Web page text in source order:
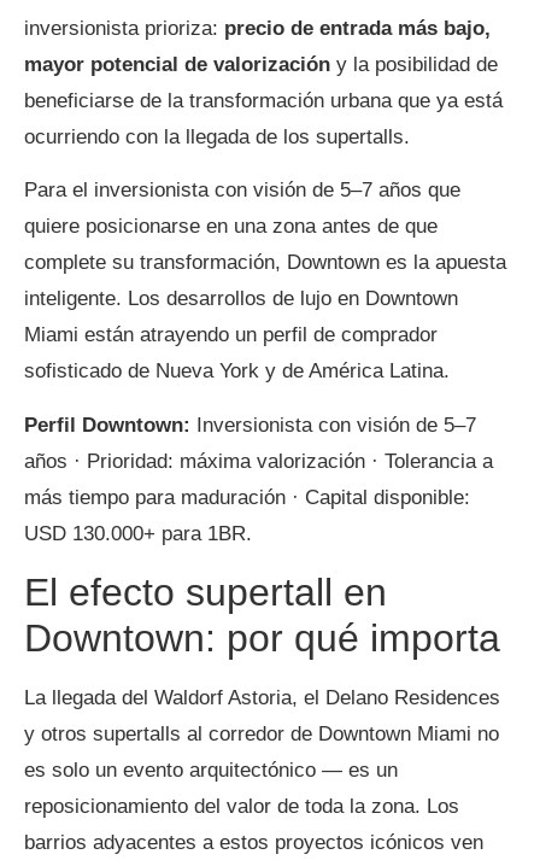
inversionista prioriza: precio de entrada más bajo,
mayor potencial de valorización y la posibilidad de
beneficiarse de la transformación urbana que ya está
ocurriendo con la llegada de los supertalls.
Para el inversionista con visión de 5–7 años que
quiere posicionarse en una zona antes de que
complete su transformación, Downtown es la apuesta
inteligente. Los desarrollos de lujo en Downtown
Miami están atrayendo un perfil de comprador
sofisticado de Nueva York y de América Latina.
Perfil Downtown: Inversionista con visión de 5–7
años · Prioridad: máxima valorización · Tolerancia a
más tiempo para maduración · Capital disponible:
USD 130.000+ para 1BR.
El efecto supertall en
Downtown: por qué importa
La llegada del Waldorf Astoria, el Delano Residences
y otros supertalls al corredor de Downtown Miami no
es solo un evento arquitectónico — es un
reposicionamiento del valor de toda la zona. Los
barrios adyacentes a estos proyectos icónicos ven